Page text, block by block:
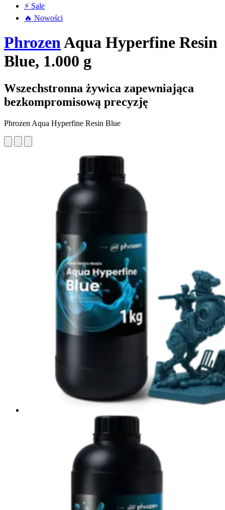
⚡ Sale
🔥 Nowości
PhrozenAqua Hyperfine Resin
Blue, 1.000 g
Wszechstronna żywica zapewniająca
bezkompromisową precyzję
Phrozen Aqua Hyperfine Resin Blue